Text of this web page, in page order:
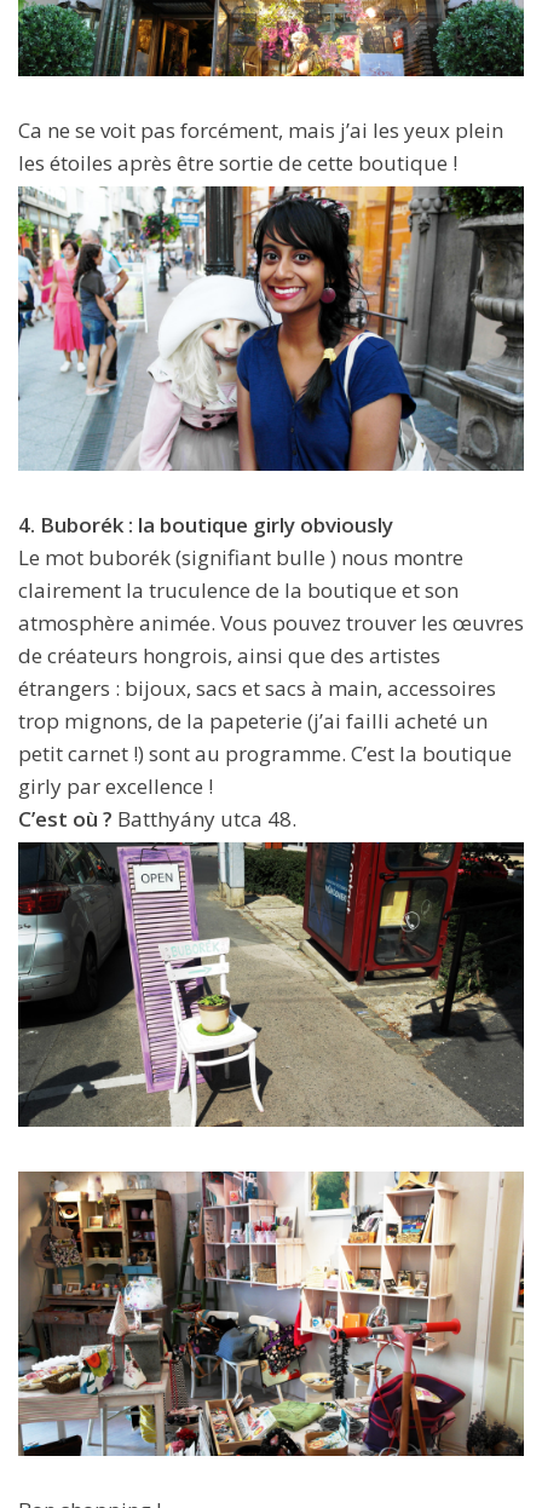
Ca ne se voit pas forcément, mais j’ai les yeux plein
les étoiles après être sortie de cette boutique !
4. Buborék : la boutique girly obviously
Le mot buborék (signifiant bulle ) nous montre
clairement la truculence de la boutique et son
atmosphère animée. Vous pouvez trouver les œuvres
de créateurs hongrois, ainsi que des artistes
étrangers : bijoux, sacs et sacs à main, accessoires
trop mignons, de la papeterie (j’ai failli acheté un
petit carnet !) sont au programme. C’est la boutique
girly par excellence !
C’est où ? Batthyány utca 48.